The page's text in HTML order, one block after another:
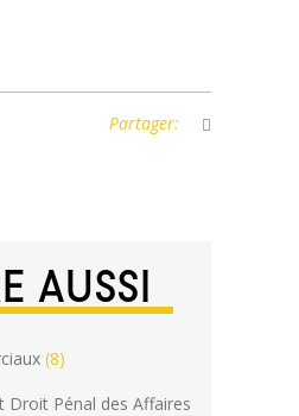
Partager:
AUSSI
(8)
Droit Pénal des Affaires